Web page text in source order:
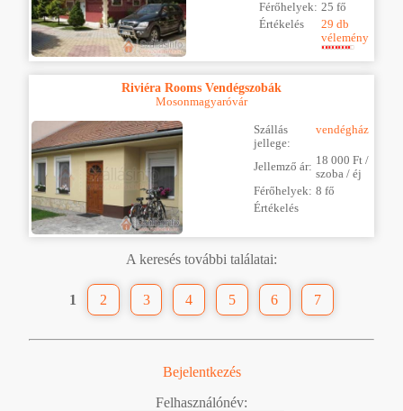
Férőhelyek: 25 fő
Értékelés
29 db
vélemény
Riviéra Rooms Vendégszobák
Mosonmagyaróvár
Szállás
jellege:
vendégház
Jellemző ár: 18 000 Ft /
szoba / éj
Férőhelyek: 8 fő
Értékelés
A keresés további találatai:
1 2 3 4 5 6 7
Bejelentkezés
Felhasználónév: